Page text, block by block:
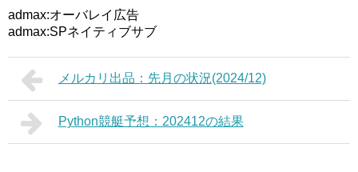
admax:オーバレイ広告
admax:SPネイティブサブ
メルカリ出品：先月の状況(2024/12)
Python競艇予想：202412の結果